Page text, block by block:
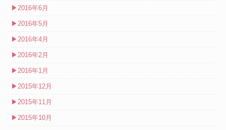
▶2016年6月
▶2016年5月
▶2016年4月
▶2016年2月
▶2016年1月
▶2015年12月
▶2015年11月
▶2015年10月